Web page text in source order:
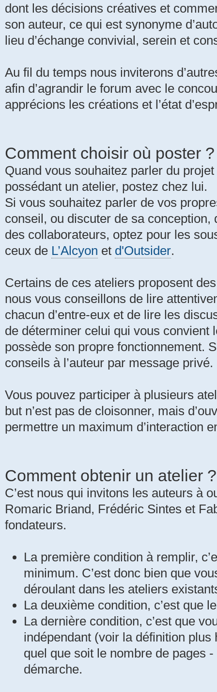
dont les décisions créatives et
son auteur, ce qui est synonyme
lieu d’échange convivial, serein et
Au fil du temps nous inviterons
afin d’agrandir le forum avec le
apprécions les créations et l’état
Comment choisir où poster ?
Quand vous souhaitez parler du
possédant un atelier, postez chez lui.
Si vous souhaitez parler de vos
conseil, ou discuter de sa
des collaborateurs, optez pour les
ceux de L’Alcyon et d'Outsider.
Certains de ces ateliers proposent
nous vous conseillons de lire
chacun d’entre-eux et de lire les
de déterminer celui qui vous convient
possède son propre fonctionnement.
conseils à l’auteur par message privé.
Vous pouvez participer à plusieurs
but n’est pas de cloisonner, mais
permettre un maximum d’interaction
Comment obtenir un atelier ?
C’est nous qui invitons les auteurs à
Romaric Briand, Frédéric Sintes et
fondateurs.
La première condition à remplir,
minimum. C’est donc bien que
déroulant dans les ateliers
La deuxième condition, c’est que
La dernière condition, c’est que
indépendant (voir la définition
quel que soit le nombre de pages
démarche.